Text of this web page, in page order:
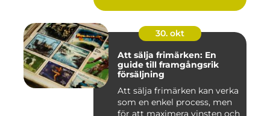
30. okt
Att sälja frimärken: En
guide till framgångsrik
försäljning
Att sälja frimärken kan verka
som en enkel process, men
för att maximera vinsten och